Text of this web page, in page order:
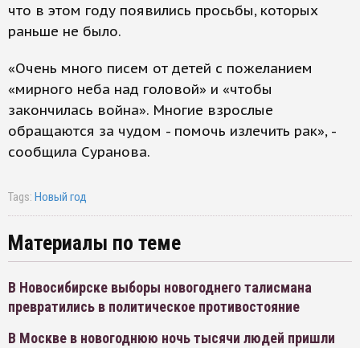
что в этом году появились просьбы, которых
раньше не было.
«Очень много писем от детей с пожеланием
«мирного неба над головой» и «чтобы
закончилась война». Многие взрослые
обращаются за чудом - помочь излечить рак», -
сообщила Суранова.
Tags: Новый год
Материалы по теме
В Новосибирске выборы новогоднего талисмана
превратились в политическое противостояние
В Москве в новогоднюю ночь тысячи людей пришли